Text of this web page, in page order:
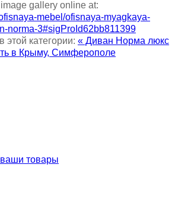
gallery online at:
mebel/ofisnaya-myagkaya-
norma-3#sigProId62bb811399
этой категории: « Диван Норма люкс
в Крыму, Симферополе
товары